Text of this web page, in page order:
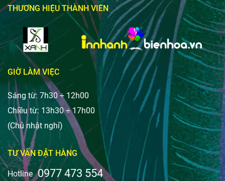
THƯƠNG HIỆU THÀNH VIÊN
GIỜ LÀM VIỆC
Sáng từ: 7h30 ÷ 12h00
Chiều từ: 13h30 ÷ 17h00
(Chủ nhật nghỉ)
TƯ VẤN ĐẶT HÀNG
Hotline 0977 473 554